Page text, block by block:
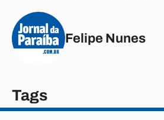
Felipe Nunes
Tags